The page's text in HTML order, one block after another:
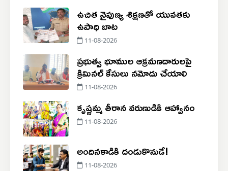
ఉచిత నైపుణ్య శిక్షణతో యువతకు
ఉపాధి బాట
11-08-2026
ప్రభుత్వ భూముల ఆక్రమణదారులపై
క్రిమినల్ కేసులు నమోదు చేయాలి
11-08-2026
కృష్ణమ్మ తీరాన వరుణుడికి ఆహ్వానం
11-08-2026
అందినకాడికి దండుకొనుడే!
11-08-2026